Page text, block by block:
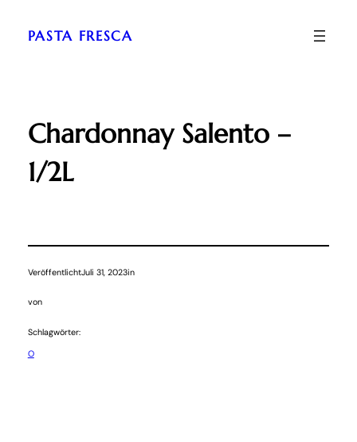
Inhalt
springen
PASTA FRESCA
Chardonnay Salento –
1/2L
VeröffentlichtJuli 31, 2023in
von
Schlagwörter:
O